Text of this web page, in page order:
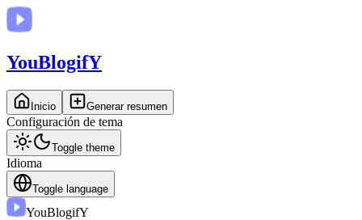
YouBlogifY
Inicio Generar resumen
Configuración de tema
Toggle theme
Idioma
Toggle language
YouBlogifY